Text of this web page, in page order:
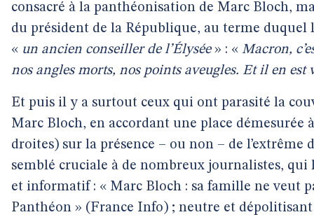
consacré à la panthéonisation de Marc Bloch,
du président de la République, au terme
« un ancien conseiller de l’Élysée» : « Macron,
nos angles morts, nos points aveugles. Et il en est
Et puis il y a surtout ceux qui ont parasité la
Marc Bloch, en accordant une place démesurée
droites) sur la présence – ou non – de
semblé cruciale à de nombreux journalistes, qui
et informatif : « Marc Bloch : sa famille ne veut
Panthéon » (France Info) ; neutre et